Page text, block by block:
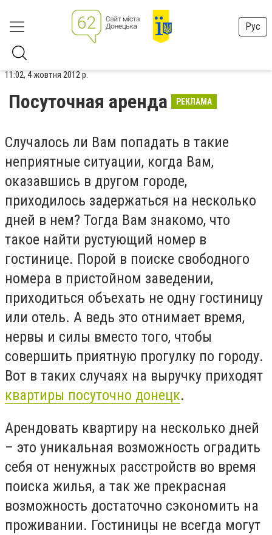
Рус
11:02, 4 жовтня 2012 р.
Посуточная аренда РЕКЛАМА
Случалось ли Вам попадать в такие
неприятные ситуации, когда Вам,
оказавшись в другом городе,
приходилось задержаться на несколько
дней в нем? Тогда Вам знакомо, что
такое найти рустующий номер в
гостинице. Порой в поиске свободного
номера в пристойном заведении,
приходиться объехать не одну гостиницу
или отель. А ведь это отнимает время,
нервы и силы вместо того, чтобы
совершить приятную прогулку по городу.
Вот в таких случаях на выручку приходят
квартиры посуточно донецк.
Арендовать квартиру на несколько дней
– это уникальная возможность оградить
себя от ненужных расстройств во время
поиска жилья, а так же прекрасная
возможность достаточно сэкономить на
проживании. Гостиницы не всегда могут